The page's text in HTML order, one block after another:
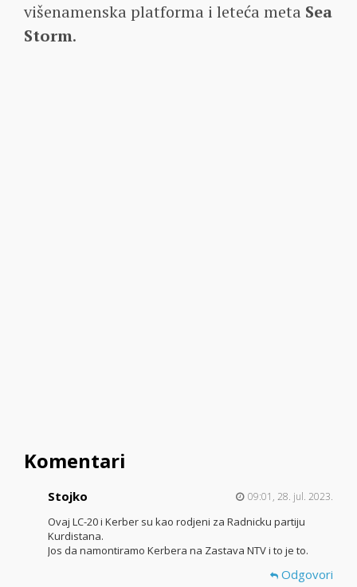
višenamenska platforma i leteća meta Sea
Storm.
Komentari
Stojko 09:01, 28. jul. 2023.
Ovaj LC-20 i Kerber su kao rodjeni za Radnicku partiju
Kurdistana.
Jos da namontiramo Kerbera na Zastava NTV i to je to.
Odgovori